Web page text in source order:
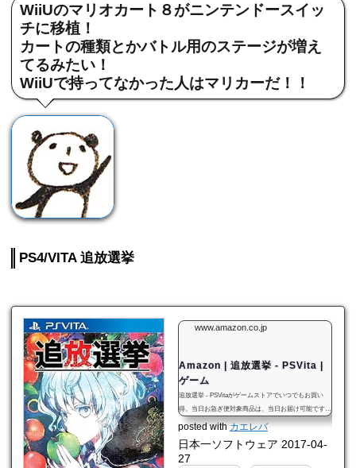
WiiUのマリオカート８がニンテンドースイッ
チに移植！
カートの種類とかバトル用のステージが増え
てるみたい！
WiiUで持ってなかった人はマリカーだ！！
PS4/VITA 追放選挙
www.amazon.co.jp
Amazon | 追放選挙 - PSVita |
ゲーム
追放選挙 - PSVitaがゲームストアでいつでもお買い
得。当日お急ぎ便対象商品は、当日お届け可能です。
オンラインコード版、ダウンロード版はご購入後すぐ
posted withカエレバ
日本一ソフトウェア 2017-04-
27